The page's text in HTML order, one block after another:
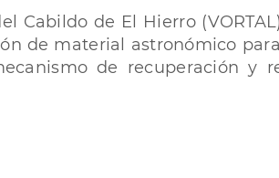
Cabildo de El Hierro
de material astronómico
de recuperación y